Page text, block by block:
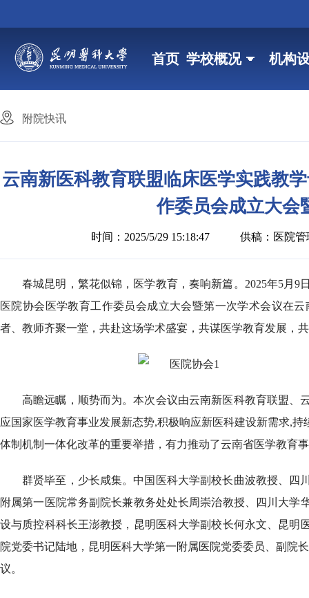
首页 学校概况 机构
附院快讯
云南新医科教育联盟临床医学实践教
作委员会成立大会
时间：2025/5/29 15:18:47 供稿：医院
春城昆明，繁花似锦，医学教育，奏响新篇。2025年5月
医院协会医学教育工作委员会成立大会暨第一次学术会议在
者、教师齐聚一堂，共赴这场学术盛宴，共谋医学教育发展，
高瞻远瞩，顺势而为。本次会议由云南新医科教育联盟、
应国家医学教育事业发展新态势,积极响应新医科建设新需求,
体制机制一体化改革的重要举措，有力推动了云南省医学教育
群贤毕至，少长咸集。中国医科大学副校长曲波教授、四
附属第一医院常务副院长兼教务处处长周崇治教授、四川大
设与质控科科长王澎教授，昆明医科大学副校长何永文、昆
院党委书记陆地，昆明医科大学第一附属医院党委委员、副院
议。